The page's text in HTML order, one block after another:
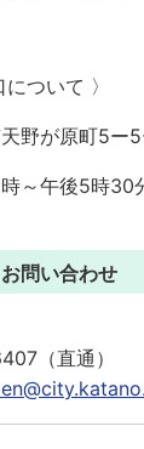
ついて 〉
が原町5ー5
～午後5時30
問い合わせ
（直通）